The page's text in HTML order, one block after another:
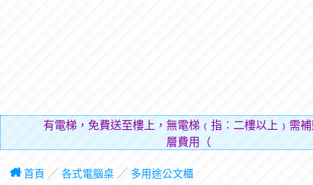
有電梯，免費送至樓上，無電梯﹙指︰二樓以上﹚需
層費用（貼補搬運人的
首頁 ╱ 各式電腦桌╱ 多用途公文櫃